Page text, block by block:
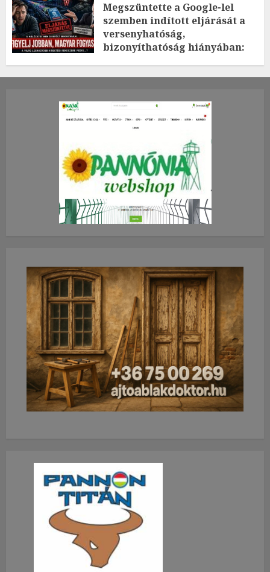
Megszüntette a Google-lel
szemben indított eljárását a
versenyhatóság,
bizonyíthatóság hiányában:
2026.JÚLIUS.23. CSÜTÖRTÖK.
0